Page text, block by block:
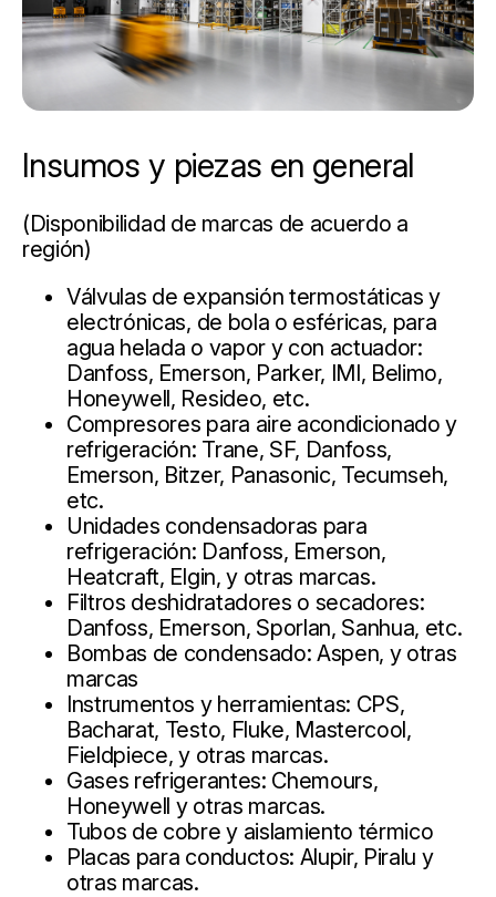
Insumos y piezas en general
(Disponibilidad de marcas de acuerdo a
región)
Válvulas de expansión termostáticas y
electrónicas, de bola o esféricas, para
agua helada o vapor y con actuador:
Danfoss, Emerson, Parker, IMI, Belimo,
Honeywell, Resideo, etc.
Compresores para aire acondicionado y
refrigeración: Trane, SF, Danfoss,
Emerson, Bitzer, Panasonic, Tecumseh,
etc.
Unidades condensadoras para
refrigeración: Danfoss, Emerson,
Heatcraft, Elgin, y otras marcas.
Filtros deshidratadores o secadores:
Danfoss, Emerson, Sporlan, Sanhua, etc.
Bombas de condensado: Aspen, y otras
marcas
Instrumentos y herramientas: CPS,
Bacharat, Testo, Fluke, Mastercool,
Fieldpiece, y otras marcas.
Gases refrigerantes: Chemours,
Honeywell y otras marcas.
Tubos de cobre y aislamiento térmico
Placas para conductos: Alupir, Piralu y
otras marcas.